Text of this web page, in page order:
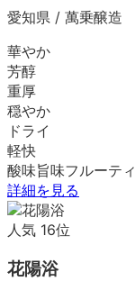
愛知県 / 萬乗醸造
華やか
芳醇
重厚
穏やか
ドライ
軽快
酸味旨味フルーティ
詳細を見る
人気 16位
花陽浴